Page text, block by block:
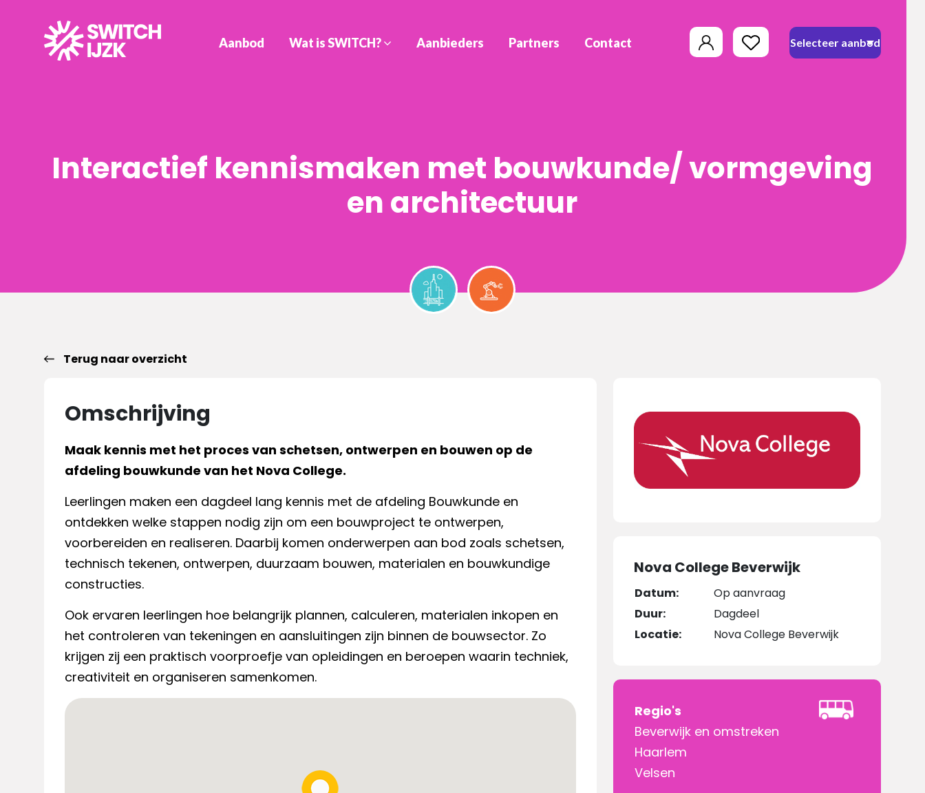
Aanbod Wat is SWITCH? Aanbieders Partners Contact
Interactief kennismaken met bouwkunde/ vormgeving
en architectuur
Terug naar overzicht
Nova College Beverwijk
Datum:
Op aanvraag
Duur:
Dagdeel
Locatie:
Nova College Beverwijk
Regio's
Beverwijk en omstreken
Haarlem
Velsen
Omschrijving
Maak kennis met het proces van schetsen, ontwerpen en bouwen op de
afdeling bouwkunde van het Nova College.
Leerlingen maken een dagdeel lang kennis met de afdeling Bouwkunde en
ontdekken welke stappen nodig zijn om een bouwproject te ontwerpen,
voorbereiden en realiseren. Daarbij komen onderwerpen aan bod zoals schetsen,
technisch tekenen, ontwerpen, duurzaam bouwen, materialen en bouwkundige
constructies.
Ook ervaren leerlingen hoe belangrijk plannen, calculeren, materialen inkopen en
het controleren van tekeningen en aansluitingen zijn binnen de bouwsector. Zo
krijgen zij een praktisch voorproefje van opleidingen en beroepen waarin techniek,
creativiteit en organiseren samenkomen.